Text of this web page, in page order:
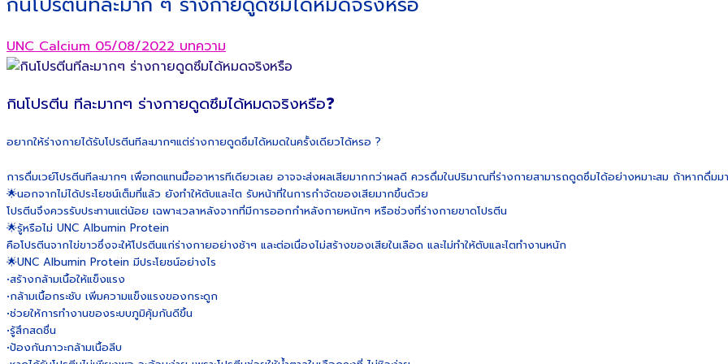
UNC Calcium 05/08/2022บทความ
กินโปรตีน ทีละมากๆ ร่างกายดูดซึมได้หมดจริงหรือ❓
อยากให้ร่างกายได้รับโปรตีนทีละมากๆแต่ร่างกายดูดซึมได้หมดในครั้งเดียวได้หรอ ?
การดื่มเวย์โปรตีนทีละมากๆ เพื่อทดแทนมื้ออาหารทีเดียวเลย อาจจะส่งผลเสียมากกว่าผลดี ควรดื่มในปริมาณที่ร่างกายสามารถดูดซึมได้อย่างหมาะสม ถ้าหากดื่ม
🌟นอกจากไม่ได้ประโยชน์เต็มที่แล้ว ยังทำให้ตับและไต รับหน้าที่ในการกำจัดของเสียมากขึ้นด้วย
โปรตีนจึงควรรับประทานแต่น้อย เฉพาะเวลาหลังจากที่มีการออกกำหลังกายหนักๆ หรือช่วงที่ร่างกายขาดโปรตีน
🌟รู้หรือไม่ UNC Albumin Protein
คือโปรตีนจากไข่ขาวซึ่งจะให้โปรตีนแก่ร่างกายอย่างช้าๆ และต่อเนื่องไม่สร้างของเสียในเลือด และไม่ทำให้ตับและไตทำงานหนัก
🌟UNC Albumin Protein มีประโยชน์อย่างไร
•สร้างกล้ามเนื้อให้แข็งแรง
•กล้ามเนื้อกระชับ เพิ่มความแข็งแรงของกระดูก
•ช่วยให้การทำงานของระบบภูมิคุ้มกันดีขึ้น
•รู้สึกสดชื่น
•ป้องกันภาวะกล้ามเนื้อลีบ